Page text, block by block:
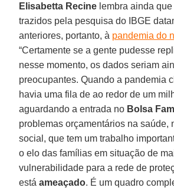
Elisabetta Recine lembra ainda
trazidos pela pesquisa do IBGE
anteriores, portanto, à pandemia do
“Certamente se a gente pudesse
nesse momento, os dados seriam
preocupantes. Quando a pandemia
havia uma fila de ao redor de um
aguardando a entrada no Bolsa
problemas orçamentários na saúde,
social, que tem um trabalho
o elo das famílias em situação de
vulnerabilidade para a rede de
estáameaçado. É um quadro